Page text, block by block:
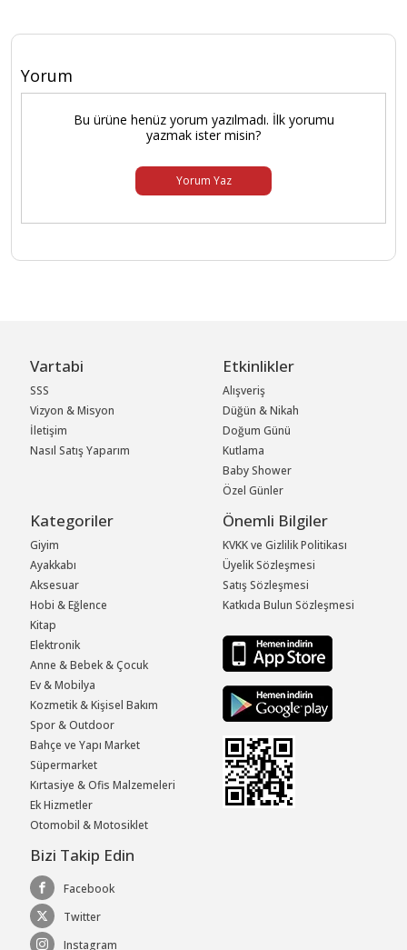
Yorum
Bu ürüne henüz yorum yazılmadı. İlk yorumu
yazmak ister misin?
Yorum Yaz
Vartabi
SSS
Vizyon & Misyon
İletişim
Nasıl Satış Yaparım
Etkinlikler
Alışveriş
Düğün & Nikah
Doğum Günü
Kutlama
Baby Shower
Özel Günler
Kategoriler
Giyim
Ayakkabı
Aksesuar
Hobi & Eğlence
Kitap
Elektronik
Anne & Bebek & Çocuk
Ev & Mobilya
Kozmetik & Kişisel Bakım
Spor & Outdoor
Bahçe ve Yapı Market
Süpermarket
Kırtasiye & Ofis Malzemeleri
Ek Hizmetler
Otomobil & Motosiklet
Önemli Bilgiler
KVKK ve Gizlilik Politikası
Üyelik Sözleşmesi
Satış Sözleşmesi
Katkıda Bulun Sözleşmesi
Bizi Takip Edin
Facebook
Twitter
Instagram